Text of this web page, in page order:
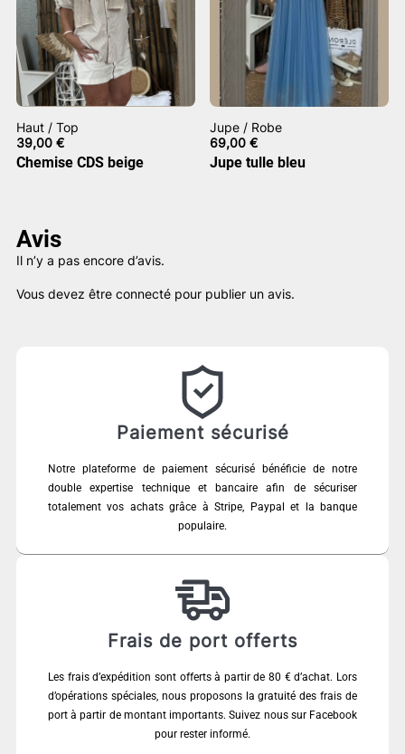
Haut / Top
39,00 €
Chemise CDS beige
Jupe / Robe
69,00€
Jupe tulle bleu
Avis
Il n’y a pas encore d’avis.
Vous devez être connecté pour publier un avis.
Paiement sécurisé
Notre plateforme de paiement sécurisé bénéficie de notre
double expertise technique et bancaire afin de sécuriser
totalement vos achats grâce à Stripe, Paypal et la banque
populaire.
Frais de port offerts
Les frais d’expédition sont offerts à partir de 80 € d’achat. Lors
d’opérations spéciales, nous proposons la gratuité des frais de
port à partir de montant importants. Suivez nous sur Facebook
pour rester informé.